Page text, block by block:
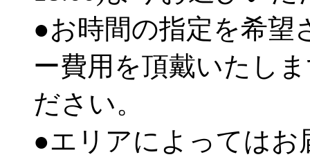
●お時間の指定を希望
ー費用を頂戴いたし
ださい。
●エリアによってはお